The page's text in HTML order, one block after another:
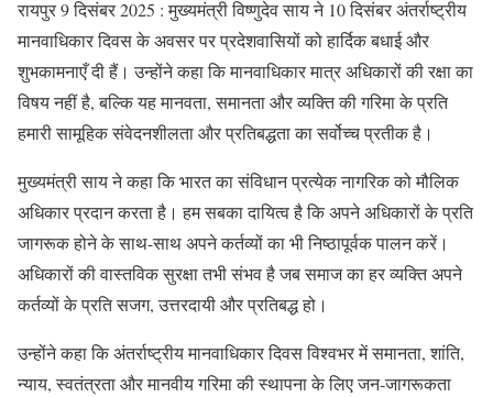
रायपुर 9 दिसंबर 2025 : मुख्यमंत्री विष्णुदेव साय ने 10 दिसंबर अंतर्राष्ट्रीय
मानवाधिकार दिवस के अवसर पर प्रदेशवासियों को हार्दिक बधाई और
शुभकामनाएँ दी हैं। उन्होंने कहा कि मानवाधिकार मात्र अधिकारों की रक्षा का
विषय नहीं है, बल्कि यह मानवता, समानता और व्यक्ति की गरिमा के प्रति
हमारी सामूहिक संवेदनशीलता और प्रतिबद्धता का सर्वोच्च प्रतीक है।
मुख्यमंत्री साय ने कहा कि भारत का संविधान प्रत्येक नागरिक को मौलिक
अधिकार प्रदान करता है। हम सबका दायित्व है कि अपने अधिकारों के प्रति
जागरूक होने के साथ-साथ अपने कर्तव्यों का भी निष्ठापूर्वक पालन करें।
अधिकारों की वास्तविक सुरक्षा तभी संभव है जब समाज का हर व्यक्ति अपने
कर्तव्यों के प्रति सजग, उत्तरदायी और प्रतिबद्ध हो।
उन्होंने कहा कि अंतर्राष्ट्रीय मानवाधिकार दिवस विश्वभर में समानता, शांति,
न्याय, स्वतंत्रता और मानवीय गरिमा की स्थापना के लिए जन-जागरूकता